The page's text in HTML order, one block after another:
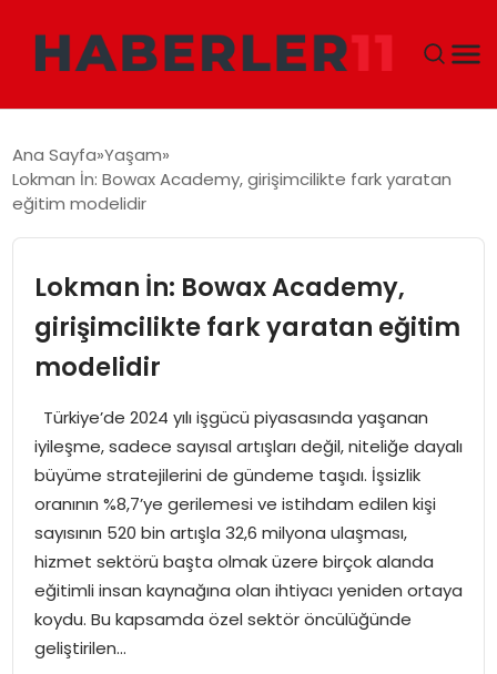
DÜNYA
TEKNOLOJI
EĞITIM
MAGAZIN
SPOR
YAŞAM
Ana Sayfa Yaşam
Lokman İn: Bowax Academy, girişimcilikte fark yaratan
eğitim modelidir
Lokman İn: Bowax Academy,
girişimcilikte fark yaratan eğitim
modelidir
Türkiye’de 2024 yılı işgücü piyasasında yaşanan
iyileşme, sadece sayısal artışları değil, niteliğe dayalı
büyüme stratejilerini de gündeme taşıdı. İşsizlik
oranının %8,7’ye gerilemesi ve istihdam edilen kişi
sayısının 520 bin artışla 32,6 milyona ulaşması,
hizmet sektörü başta olmak üzere birçok alanda
eğitimli insan kaynağına olan ihtiyacı yeniden ortaya
koydu. Bu kapsamda özel sektör öncülüğünde
geliştirilen…